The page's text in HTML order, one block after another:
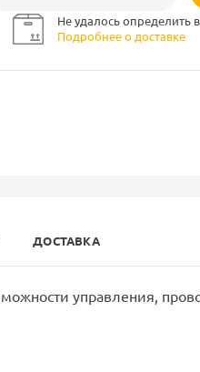
Не удалось определить
Подробнее о доставке
ДОСТАВКА
управления,